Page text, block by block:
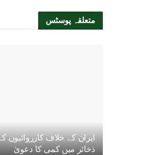
متعلقہ پوسٹس
ایران کے خلاف کارروائیوں
ذخائر میں کمی کا دعویٰ